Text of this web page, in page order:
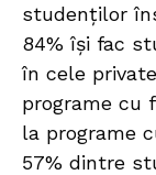
studenților
84% își fac
în cele
programe cu
la programe
57% dintre